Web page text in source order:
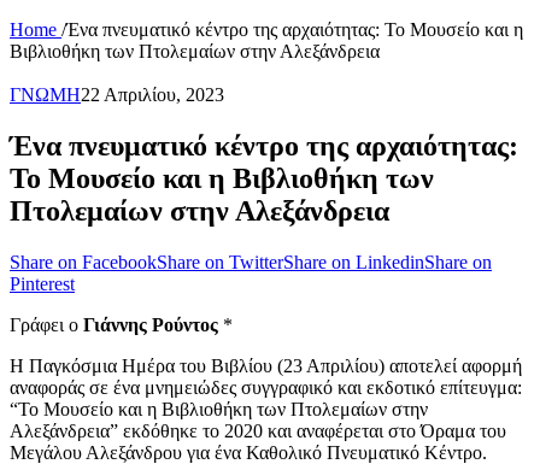
Home /Ένα πνευματικό κέντρο της αρχαιότητας: Το Μουσείο και η
Βιβλιοθήκη των Πτολεμαίων στην Αλεξάνδρεια
ΓΝΩΜΗ22 Απριλίου, 2023
Ένα πνευματικό κέντρο της αρχαιότητας:
Το Μουσείο και η Βιβλιοθήκη των
Πτολεμαίων στην Αλεξάνδρεια
Share on FacebookShare on TwitterShare on LinkedinShare on
Pinterest
Γράφει ο Γιάννης Ρούντος *
Η Παγκόσμια Ημέρα του Βιβλίου (23 Απριλίου) αποτελεί αφορμή
αναφοράς σε ένα μνημειώδες συγγραφικό και εκδοτικό επίτευγμα:
“Το Μουσείο και η Βιβλιοθήκη των Πτολεμαίων στην
Αλεξάνδρεια” εκδόθηκε το 2020 και αναφέρεται στο Όραμα του
Μεγάλου Αλεξάνδρου για ένα Καθολικό Πνευματικό Κέντρο.